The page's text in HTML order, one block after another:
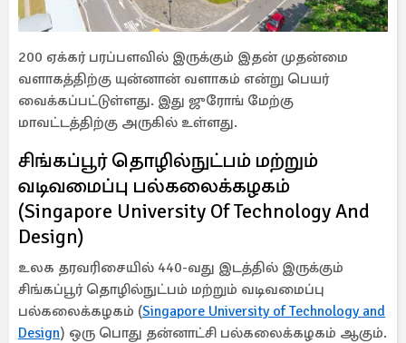
200 ஏக்கர் பரப்பளவில் இருக்கும் இதன் முதன்மை
வளாகத்திற்கு யுன்னான் வளாகம் என்று பெயர்
வைக்கப்பட்டுள்ளது. இது ஜுரோங் மேற்கு
மாவட்டத்திற்கு அருகில் உள்ளது.
சிங்கப்பூர் தொழில்நுட்பம் மற்றும்
வடிவமைப்பு பல்கலைக்கழகம்
(Singapore University Of Technology And
Design)
உலக தரவரிசையில் 440-வது இடத்தில் இருக்கும்
சிங்கப்பூர் தொழில்நுட்பம் மற்றும் வடிவமைப்பு
பல்கலைக்கழகம் (Singapore University of Technology and
Design) ஒரு பொது தன்னாட்சி பல்கலைக்கழகம் ஆகும்.